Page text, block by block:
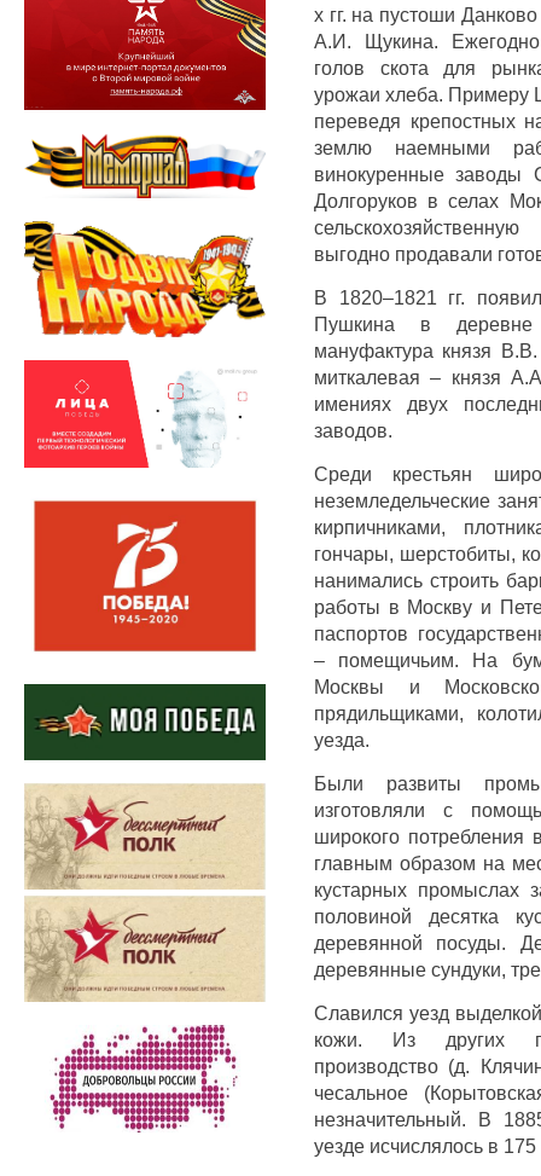
х гг. на пустоши
А.И. Щукина.
голов скота для
урожаи хлеба. Примеру
переведя крепостных
землю наемными
винокуренные
Долгоруков в селах
выгодно продавали
В 1820–1821 гг.
Пушкина в деревне
мануфактура князя
миткалевая – князя
имениях двух
заводов.
Среди крестьян
неземледельческие
кирпичниками,
гончары, шерстобиты,
нанимались строить
работы в Москву и
паспортов
– помещичьим. На
Москвы и
прядильщиками,
уезда.
Были развиты
изготовляли с
широкого потребления
главным образом на
кустарных промыслах
половиной десятка
деревянной посуды.
деревянные сундуки,
Славился уезд
кожи. Из других
производство (д.
чесальное
незначительный. В
уезде исчислялось в 175